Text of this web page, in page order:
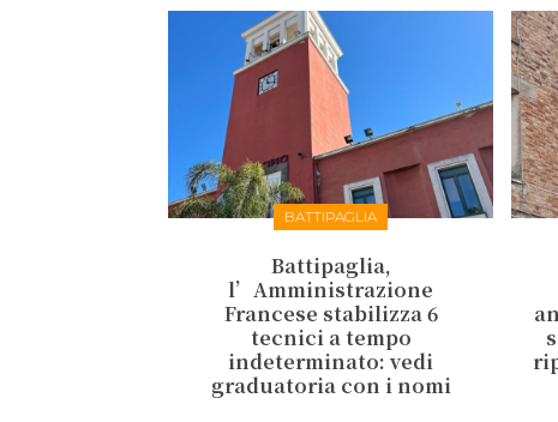
BATTIPAGLIA
Battipaglia,
l’Amministrazione
Francese stabilizza 6
tecnici a tempo
indeterminato: vedi
graduatoria con i nomi